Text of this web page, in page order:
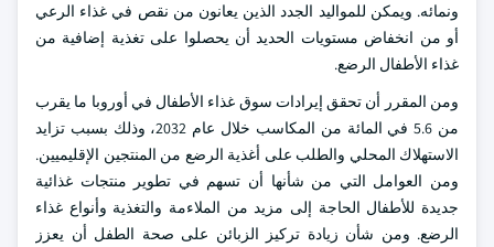
ونمائه. ويمكن للمواليد الجدد الذين يعانون من نقص في غذاء الرعي
أو من انخفاض مستويات الحديد أن يحصلوا على تغذية إضافية من
غذاء الأطفال الرضع.
ومن المقرر أن تحقق إيرادات سوق غذاء الأطفال في أوروبا ما يقرب
من 5.6 في المائة من المكاسب خلال عام 2032، وذلك بسبب تزايد
الاستهلاك المحلي والطلب على أغذية الرضع من المنتجين الإقليميين.
ومن العوامل التي من شأنها أن تسهم في تطوير منتجات غذائية
جديدة للأطفال الحاجة إلى مزيد من الملاءمة والتغذية وأنواع غذاء
الرضع. ومن شأن زيادة تركيز الزبائن على صحة الطفل أن يعزز